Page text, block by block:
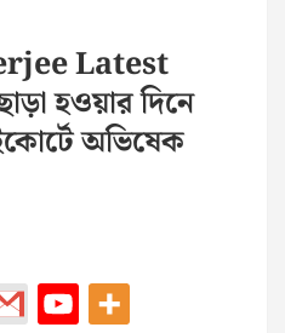
Latest
হওয়ার দিনে
অভিষেক